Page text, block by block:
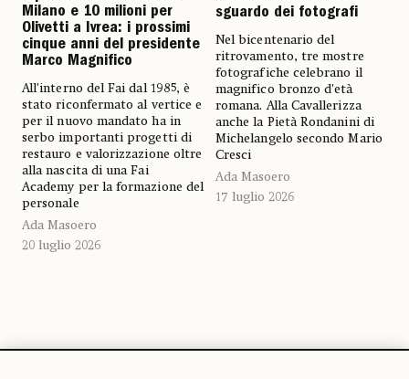
Milano e 10 milioni per
Olivetti a Ivrea: i prossimi
cinque anni del presidente
Marco Magnifico
All’interno del Fai dal 1985, è
stato riconfermato al vertice e
per il nuovo mandato ha in
serbo importanti progetti di
restauro e valorizzazione oltre
alla nascita di una Fai
Academy per la formazione del
personale
Ada Masoero
20 luglio 2026
sguardo dei fotografi
Nel bicentenario del
ritrovamento, tre mostre
fotografiche celebrano il
magnifico bronzo d’età
romana. Alla Cavallerizza
anche la Pietà Rondanini di
Michelangelo secondo Mario
Cresci
Ada Masoero
17 luglio 2026